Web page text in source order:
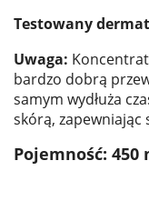
Testowany
Uwaga:
bardzo dobrą
samym wydłuża
skórą, zapewniając
Pojemność: 450